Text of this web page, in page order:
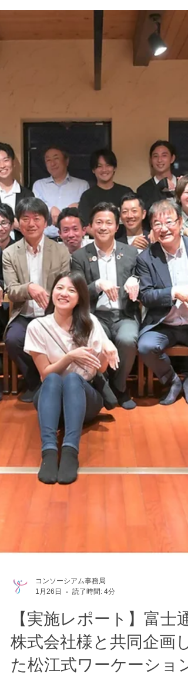
根県松江市「enun」編
ワーケーションから「関係人口」へ 2026年3月18日・19
日、地域のコワーキング運営ノウハウを学ぶスタディツ
ー（コワーキング協同組合主催）が、松江市内のコワー
ングスペース「enun」にて開催されました。 本ツアー
営に携わる多様な参加者が集い、松江市における実践的
市内では複数のコワーキングスペースが開設され、ワー
ーション中でも快適に働ける環境が整いつつあります。
れらの拠点は単なる「働く場所」にとどまらず、地域と
関わりを生み出す“場”としての役割も担っています。 中
も「 コワーキングスペースenun(縁雲) 」は、松江式ワー
ーションをきっかけに来訪した方々が、その後も関係人
として企画段階から関わりながら誕生した拠点であり、
在では松江式ワーケーションの象徴的な拠点の一つとな
ています。 今回のツアーでは、ワーケーションを契機に
江市と継続的に関わっている方々にも参加いただ